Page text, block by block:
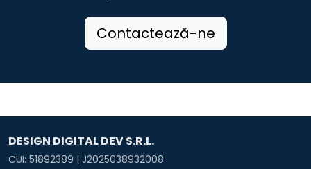
Contactează-ne
DESIGN DIGITAL DEV S.R.L.
CUI: 51892389 | J2025038932008